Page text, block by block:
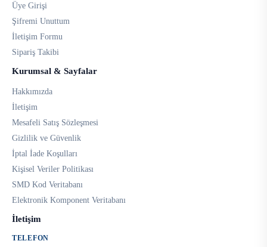
Üye Girişi
Şifremi Unuttum
İletişim Formu
Sipariş Takibi
Kurumsal & Sayfalar
Hakkımızda
İletişim
Mesafeli Satış Sözleşmesi
Gizlilik ve Güvenlik
İptal İade Koşulları
Kişisel Veriler Politikası
SMD Kod Veritabanı
Elektronik Komponent Veritabanı
İletişim
TELEFON